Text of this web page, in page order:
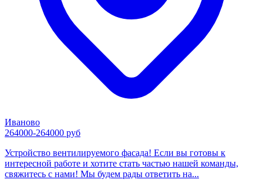
Иваново
264000-264000 руб
Устройство вентилируемого фасада! Если вы готовы к
интересной работе и хотите стать частью нашей команды,
свяжитесь с нами! Мы будем рады ответить на...